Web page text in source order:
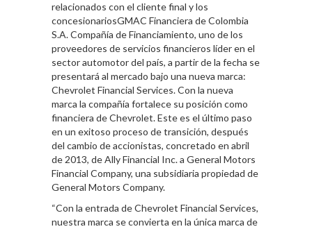
relacionados con el cliente final y los
concesionariosGMAC Financiera de Colombia
S.A. Compañía de Financiamiento, uno de los
proveedores de servicios financieros líder en el
sector automotor del país, a partir de la fecha se
presentará al mercado bajo una nueva marca:
Chevrolet Financial Services. Con la nueva
marca la compañía fortalece su posición como
financiera de Chevrolet. Este es el último paso
en un exitoso proceso de transición, después
del cambio de accionistas, concretado en abril
de 2013, de Ally Financial Inc. a General Motors
Financial Company, una subsidiaria propiedad de
General Motors Company.
“Con la entrada de Chevrolet Financial Services,
nuestra marca se convierta en la única marca de